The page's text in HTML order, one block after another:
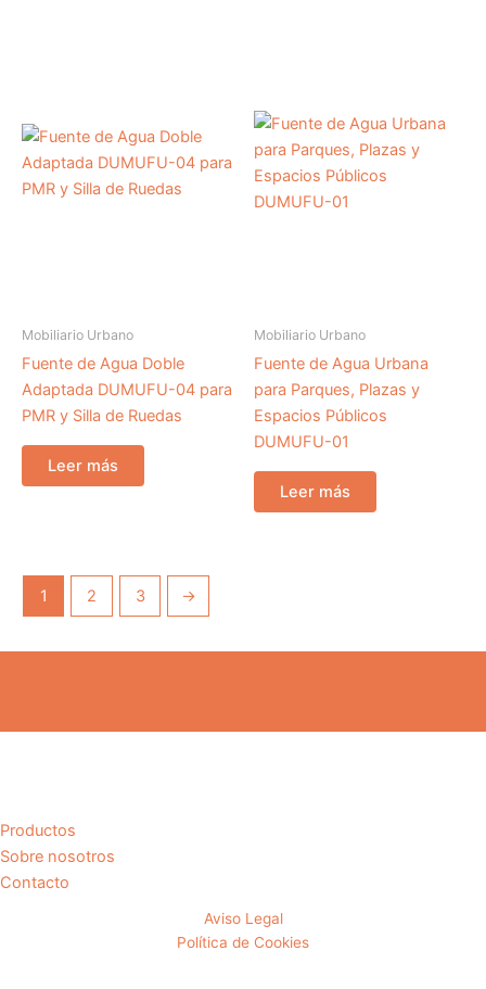
Mobiliario Urbano
Fuente de Agua Doble
Adaptada DUMUFU-04 para
PMR y Silla de Ruedas
Leer más
Mobiliario Urbano
Fuente de Agua Urbana
para Parques, Plazas y
Espacios Públicos
DUMUFU-01
Leer más
1 2 3 →
Productos
Sobre nosotros
Contacto
Aviso Legal
Política de Cookies